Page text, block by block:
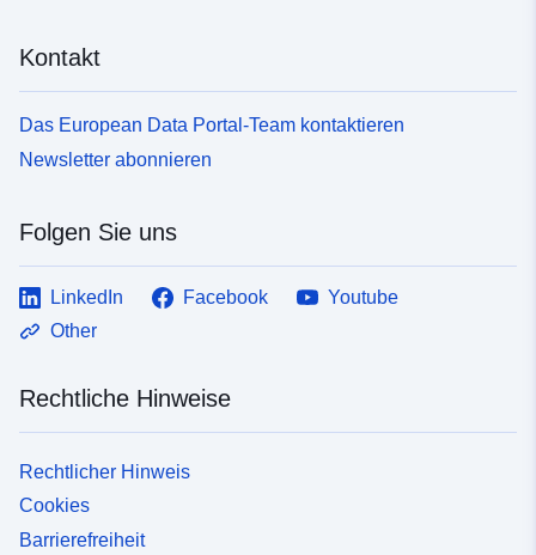
Kontakt
Das European Data Portal-Team kontaktieren
Newsletter abonnieren
Folgen Sie uns
LinkedIn Facebook
Youtube
Other
Rechtliche Hinweise
Rechtlicher Hinweis
Cookies
Barrierefreiheit